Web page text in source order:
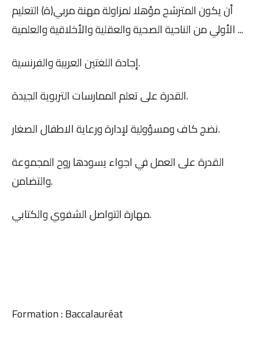
أن يكون المترشح مؤهلا لمزاولة مهنة مربي(ة) التعليم
الأولي من الناحية الصحية والعقلية والأخلاقية والعلمية ...
إجادة اللغتين العربية والفرنسية.
القدرة على تعلم الممارسات التربوية الجيدة.
نضج كاف ومسؤولية لإدارة ورعاية الاطفال الصغار.
القدرة على العمل في اجواء يسودها روح المجموعة
والتضامن.
مهارة التواصل الشفوي والكتابي.
Formation : Baccalauréat